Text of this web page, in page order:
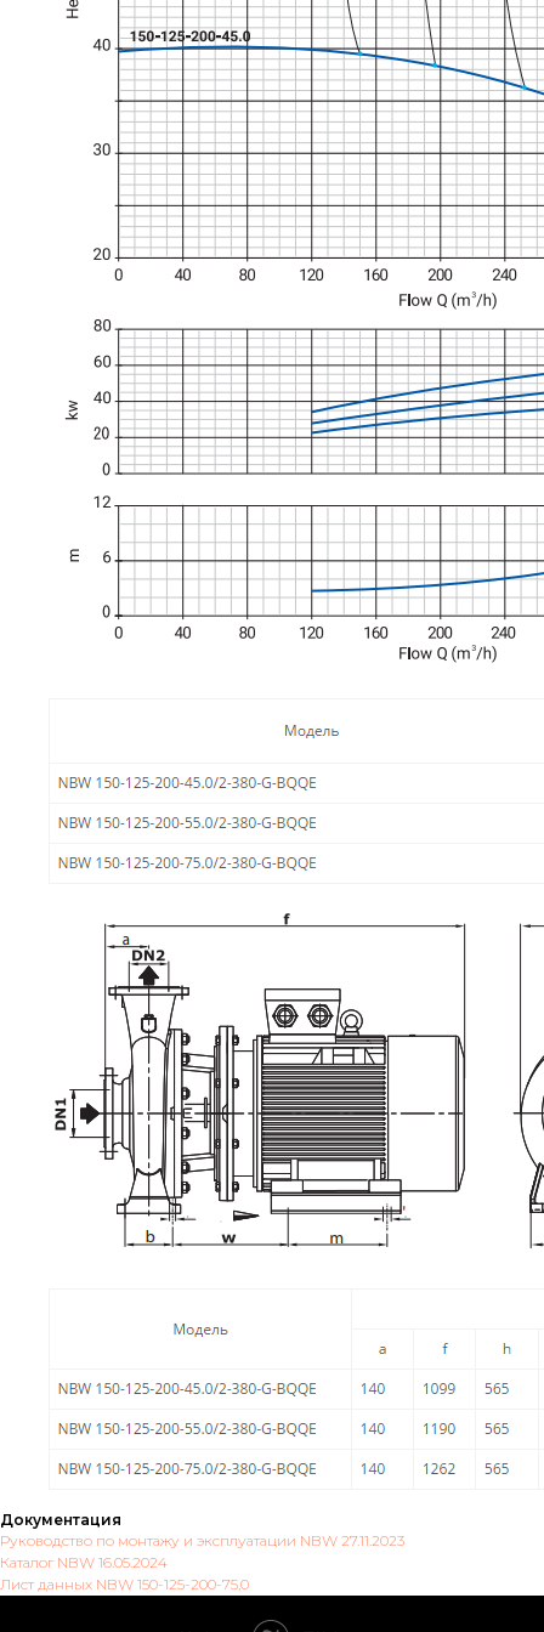
Документация
Руководство по монтажу и эксплуатации NBW 27.11.2023
Каталог NBW 16.05.2024
Лист данных NBW 150-125-200-75,0